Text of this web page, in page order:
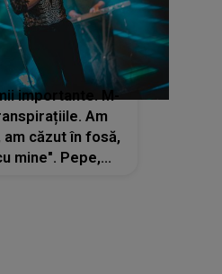
importante. M-
Am
căzut în fosă,
mine". Pepe,